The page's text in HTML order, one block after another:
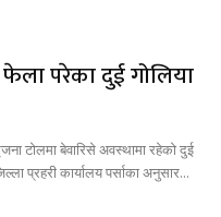
फेला परेका दुई गोलिया
टोलमा बेवारिसे अवस्थामा रहेको दुई
प्रहरी कार्यालय पर्साका अनुसार...